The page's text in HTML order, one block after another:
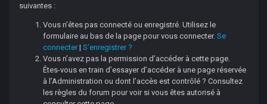
suivantes :
Vous n’êtes pas connecté ou enregistré. Utilisez le
formulaire au bas de la page pour vous connecter.Se
connecter|S’enregistrer ?
Vous n’avez pas la permission d’accéder à cette page.
Êtes-vous en train d’essayer d’accéder à une page réservée
à l’Administration ou dont l’accès est contrôlé ? Consultez
les règles du forum pour voir si vous êtes autorisé à